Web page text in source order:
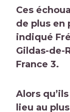
Ces
de plus en
indiqué
Gildas-de-
France 3.
Alors
lieu au